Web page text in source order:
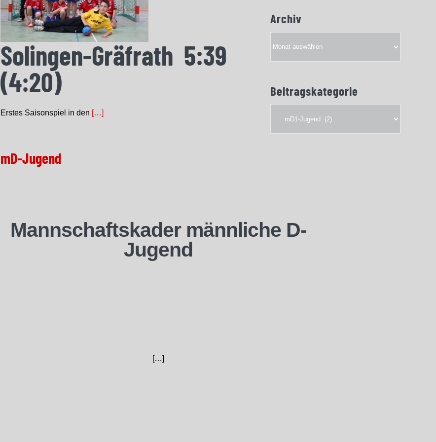
Solingen-Gräfrath 5:39
(4:20)
Erstes Saisonspiel in den […]
mD-Jugend
Mannschaftskader männliche D-
Jugend
[…]
Archiv
Beitragskategorie